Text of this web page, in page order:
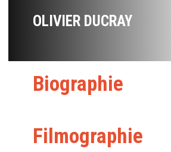
OLIVIER DUCRAY
Biographie
Filmographie